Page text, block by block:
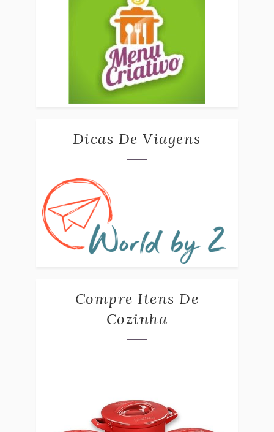
Dicas De Viagens
Compre Itens De
Cozinha